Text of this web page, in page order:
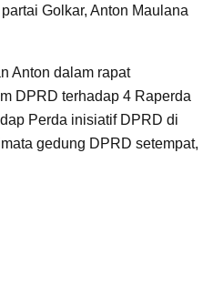
Golkar, Anton Maulana
Anton dalam rapat
DPRD terhadap 4 Raperda
Perda inisiatif DPRD di
gedung DPRD setempat,